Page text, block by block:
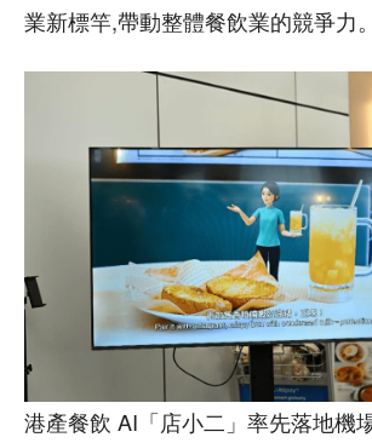
業新標竿,帶動整體餐飲業的競爭力
港產餐飲 AI「店小二」率先落地機